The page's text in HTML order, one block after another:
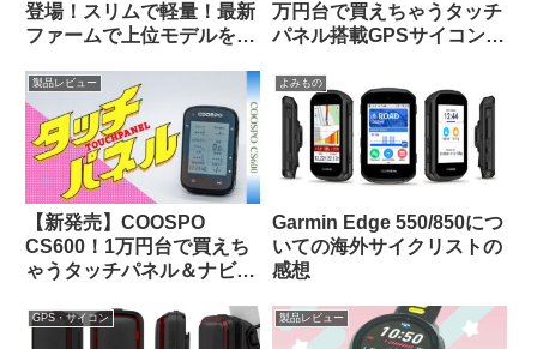
登場！スリムで軽量！最新
ファームで上位モデルを下
万円台で買えちゃうタッチ
パネル搭載GPSサイコンっ
製品レビュー
【新発売】COOSPO
CS600！1万円台で買えち
ゃうタッチパネル＆ナビ対
タの実力って、どんな感
よみもの
Garmin Edge 550/850につ
いての海外サイクリストの
感想
GPS・サイコン 製品レビュー